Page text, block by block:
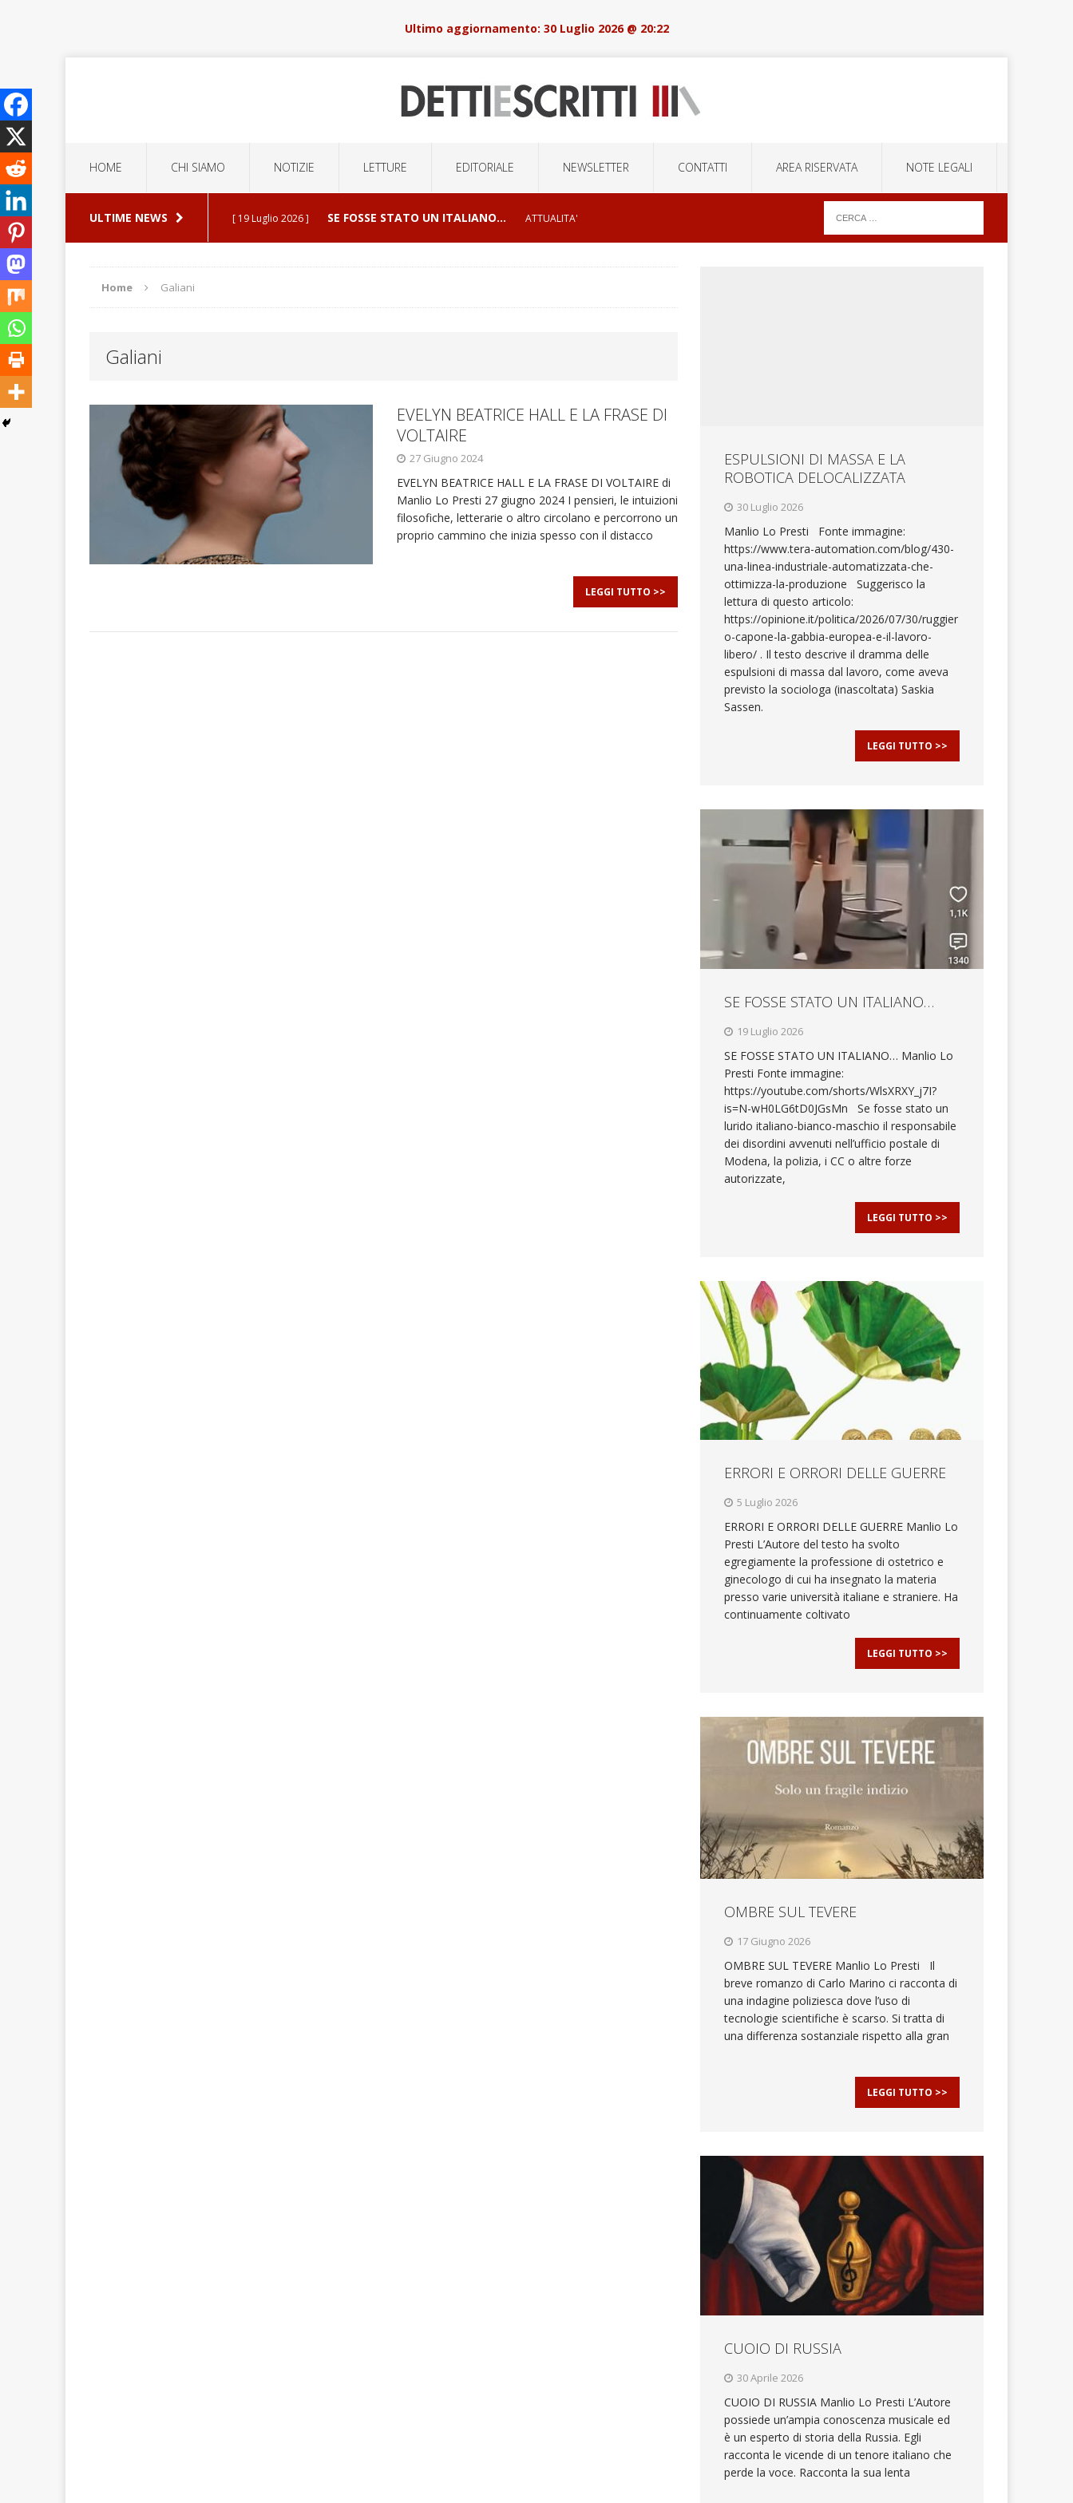
30 Luglio 2026 @ 20:22
HOME CHI SIAMO NOTIZIE LETTURE EDITORIALE NEWSLETTER CONTATTI AREA RISERVATA NOTE LEGALI
ULTIME NEWS [ 19 Luglio 2026 ] SE FOSSE STATO UN ITALIANO… ATTUALITA'
[ 5 Luglio 2026 ] ERRORI E ORRORI DELLE GUERRE CONFLITTI GEOPOLITICI
Home Galiani
Galiani
EVELYN BEATRICE HALL E LA FRASE DI
VOLTAIRE
27 Giugno 2024
EVELYN BEATRICE HALL E LA FRASE DI VOLTAIRE di
Manlio Lo Presti 27 giugno 2024 I pensieri, le intuizioni
filosofiche, letterarie o altro circolano e percorrono un
proprio cammino che inizia spesso con il distacco
LEGGI TUTTO >>
ESPULSIONI DI MASSA E LA
ROBOTICA DELOCALIZZATA
30 Luglio 2026
Manlio Lo Presti Fonte immagine:
https://www.tera-automation.com/blog/430-
una-linea-industriale-automatizzata-che-
ottimizza-la-produzione Suggerisco la
lettura di questo articolo:
https://opinione.it/politica/2026/07/30/ruggier
o-capone-la-gabbia-europea-e-il-lavoro-
libero/ . Il testo descrive il dramma delle
espulsioni di massa dal lavoro, come aveva
previsto la sociologa (inascoltata) Saskia
Sassen.
LEGGI TUTTO >>
SE FOSSE STATO UN ITALIANO…
19 Luglio 2026
SE FOSSE STATO UN ITALIANO… Manlio Lo
Presti Fonte immagine:
https://youtube.com/shorts/WlsXRXY_j7I?
is=N-wH0LG6tD0JGsMn Se fosse stato un
lurido italiano-bianco-maschio il responsabile
dei disordini avvenuti nell’ufficio postale di
Modena, la polizia, i CC o altre forze
autorizzate,
LEGGI TUTTO >>
ERRORI E ORRORI DELLE GUERRE
5 Luglio 2026
ERRORI E ORRORI DELLE GUERRE Manlio Lo
Presti L’Autore del testo ha svolto
egregiamente la professione di ostetrico e
ginecologo di cui ha insegnato la materia
presso varie università italiane e straniere. Ha
continuamente coltivato
LEGGI TUTTO >>
OMBRE SUL TEVERE
17 Giugno 2026
OMBRE SUL TEVERE Manlio Lo Presti Il
breve romanzo di Carlo Marino ci racconta di
una indagine poliziesca dove l’uso di
tecnologie scientifiche è scarso. Si tratta di
una differenza sostanziale rispetto alla gran
LEGGI TUTTO >>
CUOIO DI RUSSIA
30 Aprile 2026
CUOIO DI RUSSIA Manlio Lo Presti L’Autore
possiede un’ampia conoscenza musicale ed
è un esperto di storia della Russia. Egli
racconta le vicende di un tenore italiano che
perde la voce. Racconta la sua lenta